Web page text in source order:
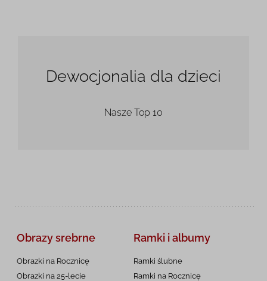
Dewocjonalia dla dzieci
Nasze Top 10
Obrazy srebrne
Obrazki na Rocznicę
Obrazki na 25-lecie
Ramki i albumy
Ramki ślubne
Ramki na Rocznicę